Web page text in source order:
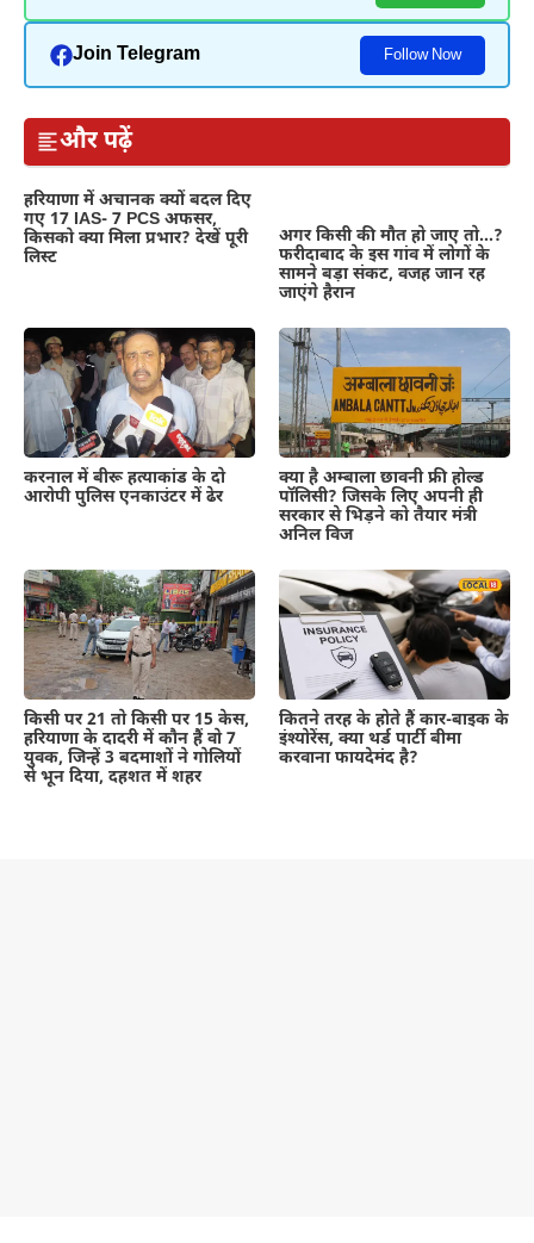
Join Telegram Follow Now
और पढ़ें
हरियाणा में अचानक क्यों बदल दिए
गए 17 IAS- 7 PCS अफसर,
किसको क्या मिला प्रभार? देखें पूरी
लिस्ट
अगर किसी की मौत हो जाए तो…?
फरीदाबाद के इस गांव में लोगों के
सामने बड़ा संकट, वजह जान रह
जाएंगे हैरान
करनाल में बीरू हत्याकांड के दो
आरोपी पुलिस एनकाउंटर में ढेर
क्या है अम्बाला छावनी फ्री होल्ड
पॉलिसी? जिसके लिए अपनी ही
सरकार से भिड़ने को तैयार मंत्री
अनिल विज
किसी पर 21 तो किसी पर 15 केस,
हरियाणा के दादरी में कौन हैं वो 7
युवक, जिन्हें 3 बदमाशों ने गोलियों
से भून दिया, दहशत में शहर
कितने तरह के होते हैं कार-बाइक के
इंश्योरेंस, क्या थर्ड पार्टी बीमा
करवाना फायदेमंद है?